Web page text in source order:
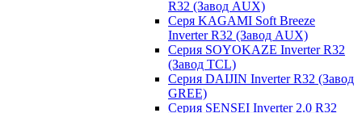
R32 (Завод AUX)
Серя KAGAMI Soft Breeze
Inverter R32 (Завод AUX)
Серия SOYOKAZE Inverter R32
(Завод TCL)
Серия DAIJIN Inverter R32 (Завод
GREE)
Серия SENSEI Inverter 2.0 R32